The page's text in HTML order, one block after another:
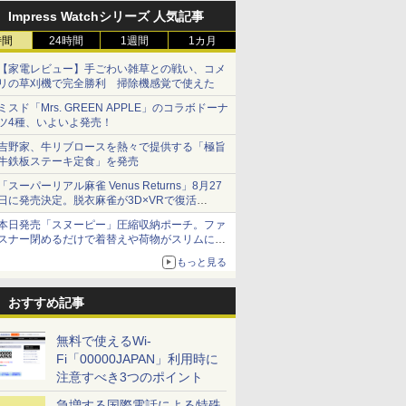
Impress Watchシリーズ 人気記事
24時間 1週間 1カ月
家電レビュー】手ごわい雑草との戦い、コメ
の草刈機で完全勝利 掃除機感覚で使えた
スド「Mrs. GREEN APPLE」のコラボドーナ
4種、いよいよ発売！
野家、牛リブロースを熱々で提供する「極旨
鉄板ステーキ定食」を発売
スーパーリアル麻雀 Venus Returns」8月27
に発売決定。脱衣麻雀が3D×VRで復活
売から2週間は20%オフになるセールが実施
日発売「スヌーピー」圧縮収納ポーチ。ファ
ナー閉めるだけで着替えや荷物がスリムにま
もっと見る
おすすめ記事
無料で使えるWi-
Fi「00000JAPAN」利用時に
注意すべき3つのポイント